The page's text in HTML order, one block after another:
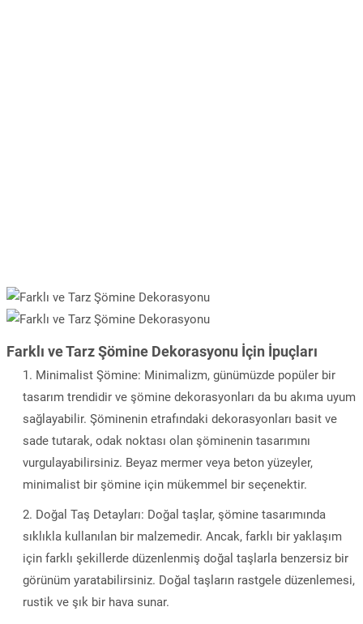
Farklı ve Tarz Şömine Dekorasyonu İçin İpuçları
Minimalist Şömine: Minimalizm, günümüzde popüler bir
tasarım trendidir ve şömine dekorasyonları da bu akıma uyum
sağlayabilir. Şöminenin etrafındaki dekorasyonları basit ve
sade tutarak, odak noktası olan şöminenin tasarımını
vurgulayabilirsiniz. Beyaz mermer veya beton yüzeyler,
minimalist bir şömine için mükemmel bir seçenektir.
Doğal Taş Detayları: Doğal taşlar, şömine tasarımında
sıklıkla kullanılan bir malzemedir. Ancak, farklı bir yaklaşım
için farklı şekillerde düzenlenmiş doğal taşlarla benzersiz bir
görünüm yaratabilirsiniz. Doğal taşların rastgele düzenlemesi,
rustik ve şık bir hava sunar.